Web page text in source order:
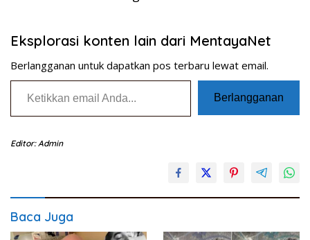
Eksplorasi konten lain dari MentayaNet
Berlangganan untuk dapatkan pos terbaru lewat email.
Ketikkan email Anda...
Berlangganan
Editor: Admin
Baca Juga